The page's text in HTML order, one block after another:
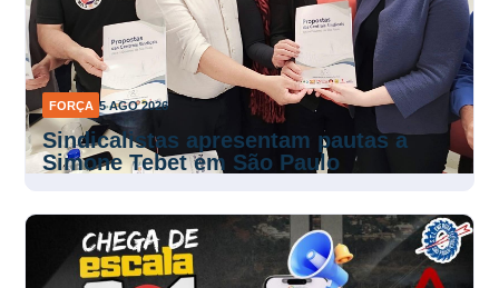
FORÇA 5 AGO 2026
Sindicalistas apresentam pautas a
Simone Tebet em São Paulo